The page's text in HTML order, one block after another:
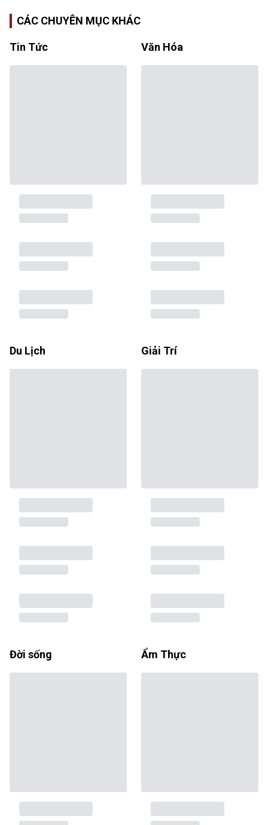
CÁC CHUYÊN MỤC KHÁC
Tin Tức Văn Hóa
Du Lịch Giải Trí
Đời sống Ẩm Thực